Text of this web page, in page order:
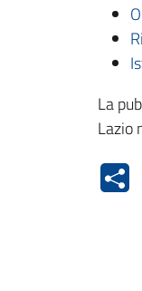
La
Lazio